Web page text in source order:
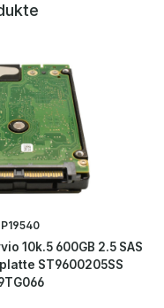
P19540
10k.5 600GB 2.5 SAS
ST9600205SS